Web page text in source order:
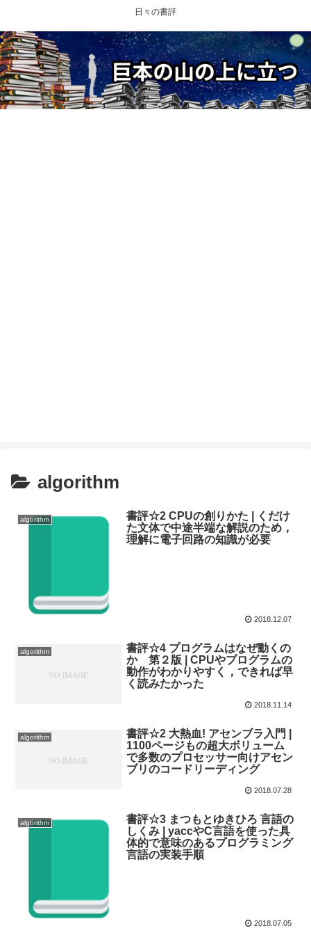
日々の書評
algorithm
algorithm
書評☆2 CPUの創りかた | くだけ
た文体で中途半端な解説のため，
理解に電子回路の知識が必要
2018.12.07
algorithm
書評☆4 プログラムはなぜ動くの
か 第２版 | CPUやプログラムの
動作がわかりやすく，できれば早
く読みたかった
2018.11.14
algorithm
書評☆2 大熱血! アセンブラ入門 |
1100ページもの超大ボリューム
で多数のプロセッサー向けアセン
ブリのコードリーディング
2018.07.28
algorithm
書評☆3 まつもとゆきひろ 言語の
しくみ | yaccやC言語を使った具
体的で意味のあるプログラミング
言語の実装手順
2018.07.05